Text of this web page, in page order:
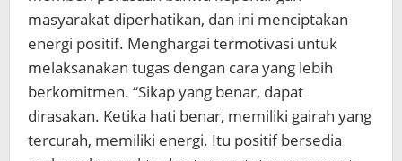
masyarakat diperhatikan, dan ini menciptakan
energi positif. Menghargai termotivasi untuk
melaksanakan tugas dengan cara yang lebih
berkomitmen. “Sikap yang benar, dapat
dirasakan. Ketika hati benar, memiliki gairah yang
tercurah, memiliki energi. Itu positif bersedia